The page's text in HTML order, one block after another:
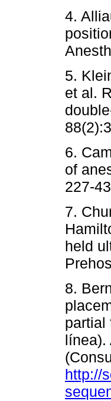
4.
5.
et al.
6.
of
227-
7.
held
8.
partial
línea).
http://